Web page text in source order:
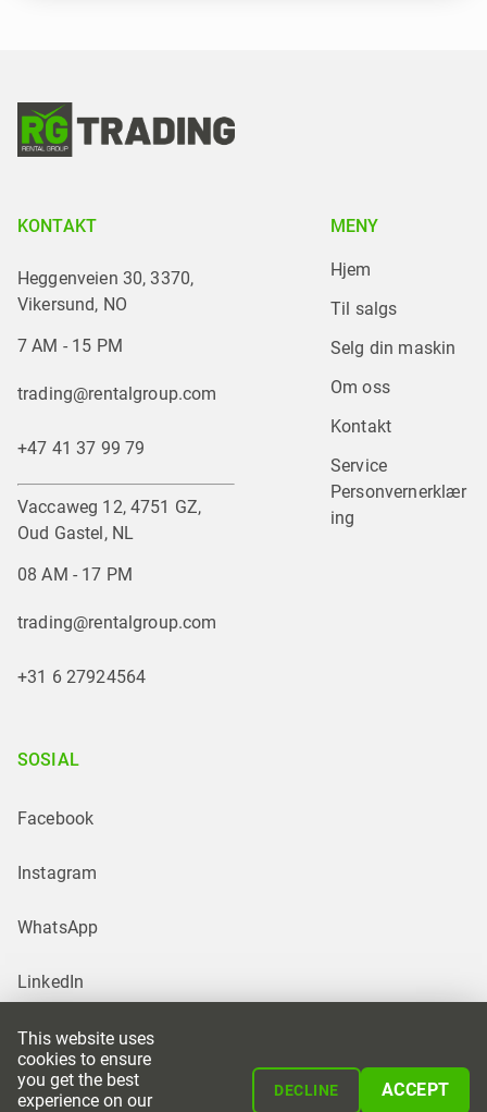
KONTAKT
Heggenveien 30, 3370,
Vikersund, NO
7 AM - 15 PM
trading@rentalgroup.com
+47 41 37 99 79
Vaccaweg 12, 4751 GZ,
Oud Gastel, NL
08 AM - 17 PM
trading@rentalgroup.com
+31 6 27924564
MENY
Hjem
Til salgs
Selg din maskin
Om oss
Kontakt
Service
Personvernerklær
ing
SOSIAL
Facebook
Instagram
WhatsApp
LinkedIn
This website uses
cookies to ensure
you get the best
experience on our
DECLINE ACCEPT